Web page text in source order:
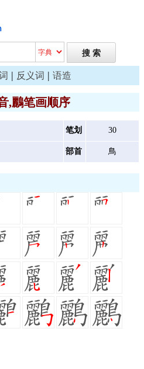
| 反义词 | 语造
,鸝笔画顺序
笔划 30
部首 鳥